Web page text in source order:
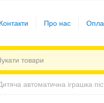
Контакти Про нас